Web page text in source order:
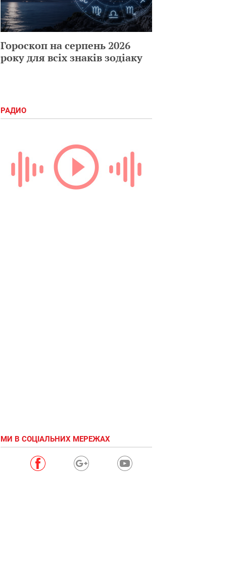
Гороскоп на серпень 2026
року для всіх знаків зодіаку
РАДИО
МИ В СОЦІАЛЬНИХ МЕРЕЖАХ